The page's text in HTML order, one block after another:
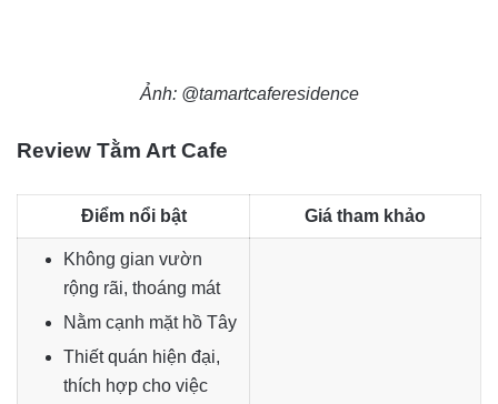
Ảnh: @tamartcaferesidence
Review Tằm Art Cafe
Điểm nổi bật Giá tham khảo
Không gian vườn
rộng rãi, thoáng mát
Nằm cạnh mặt hồ Tây
Thiết quán hiện đại,
thích hợp cho việc